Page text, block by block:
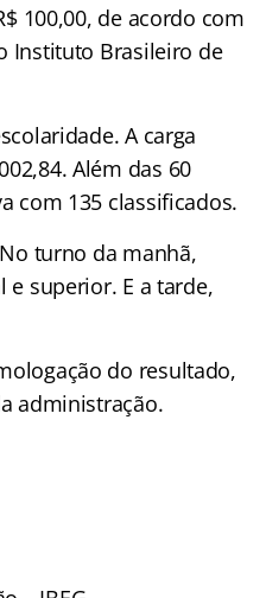
100,00, de acordo com
Instituto Brasileiro de
A carga
Além das 60
com 135 classificados.
turno da manhã,
e superior. E a tarde,
do resultado,
administração.